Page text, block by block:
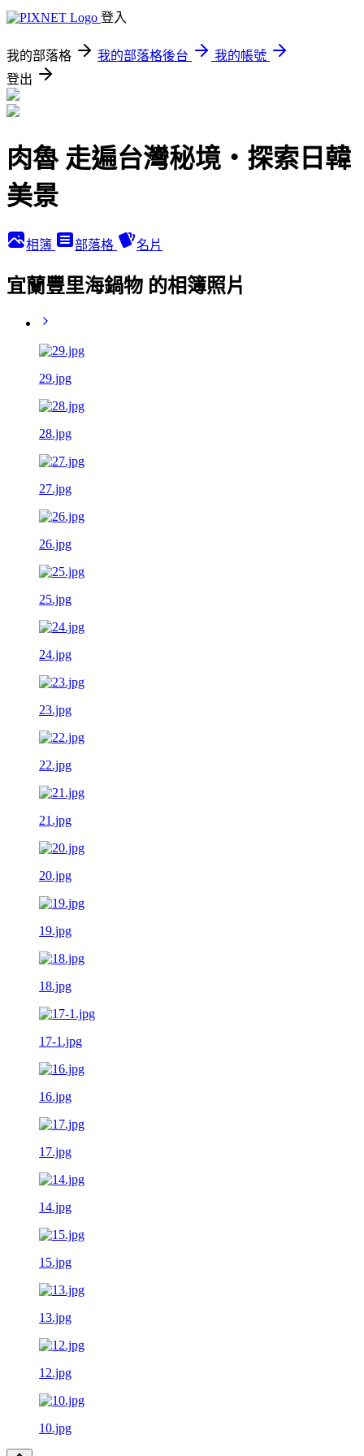
登入
我的部落格 我的部落格後台
我的帳號
登出
肉魯 走遍台灣秘境・探索日韓
美景
相簿 部落格 名片
宜蘭豐里海鍋物 的相簿照片
29.jpg
28.jpg
27.jpg
26.jpg
25.jpg
24.jpg
23.jpg
22.jpg
21.jpg
20.jpg
19.jpg
18.jpg
17-1.jpg
16.jpg
17.jpg
14.jpg
15.jpg
13.jpg
12.jpg
10.jpg